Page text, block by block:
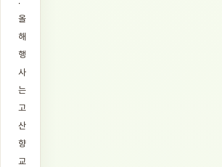
올
해
행
사
는
고
산
향
교